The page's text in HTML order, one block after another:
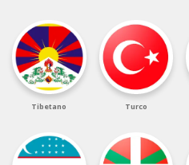
Tibetano Turco